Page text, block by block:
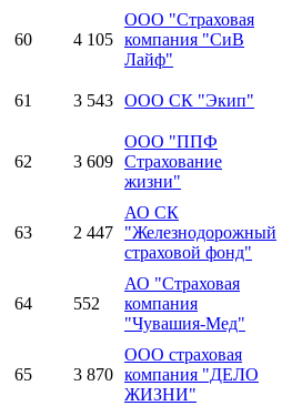
60 4 105
ООО "Страховая
компания "СиВ
Лайф"
61 3 543 ООО СК "Экип"
62 3 609
ООО "ППФ
Страхование
жизни"
63 2 447
АО СК
"Железнодорожный
страховой фонд"
64 552
АО "Страховая
компания
"Чувашия-Мед"
65 3 870
ООО страховая
компания "ДЕЛО
ЖИЗНИ"